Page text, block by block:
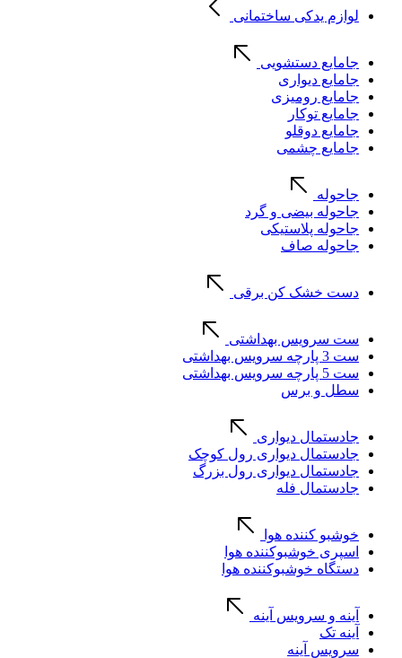
لوازم یدکی ساختمانی
جامایع دستشویی
جامایع دیواری
جامایع رومیزی
جامایع توکار
جامایع دوقلو
جامایع چشمی
جاحوله
جاحوله بیضی و گرد
جاحوله پلاستیکی
جاحوله صاف
دست خشک کن برقی
ست سرویس بهداشتی
ست 3 پارچه سرویس بهداشتی
ست 5 پارچه سرویس بهداشتی
سطل و برس
جادستمال دیواری
جادستمال دیواری رول کوچک
جادستمال دیواری رول بزرگ
جادستمال فله
خوشبو کننده هوا
اسپری خوشبوکننده هوا
دستگاه خوشبوکننده هوا
آینه و سرویس آینه
آینه تک
سرویس آینه